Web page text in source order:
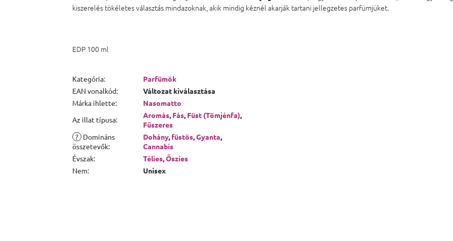
kiszerelés tökéletes választás mindazoknak, akik mindig kéznél akarják tartani jellegzetes parfümjüket.
EDP 100 ml
Kategória:
Parfümök
EAN vonalkód:
Változat kiválasztása
Márka ihlette:
Nasomatto
Az illat típusa: Aromás Fás Füst (Tömjénfa)
Fűszeres
? Domináns
összetevők:
Dohány, füstös Gyanta
Cannabis
Évszak: Télies Őszies
Nem: Unisex